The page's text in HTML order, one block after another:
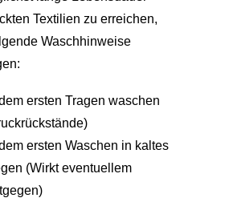
Textilien zu erreichen,
Waschhinweise
ersten Tragen waschen
ersten Waschen in kaltes
(Wirkt eventuellem